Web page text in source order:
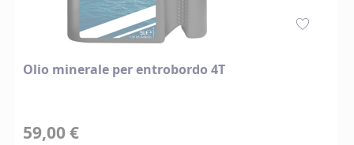
Olio minerale per entrobordo 4T
59,00 €